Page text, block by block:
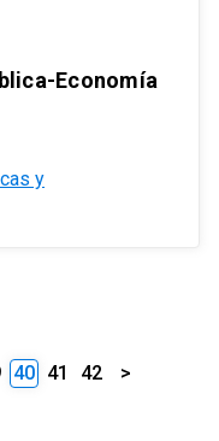
Economía
y
40 41 42 >